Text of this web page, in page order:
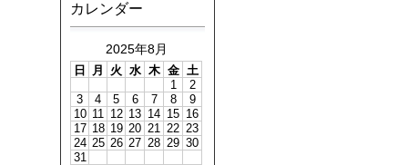
カレンダー
2025年8月
日 月 火 水 木 金 土
1
2
3
4 5 6 7 8
9
10 11 12 13 14 15 16
17 18 19 20 21 22 23
24 25 26 27 28 29 30
31